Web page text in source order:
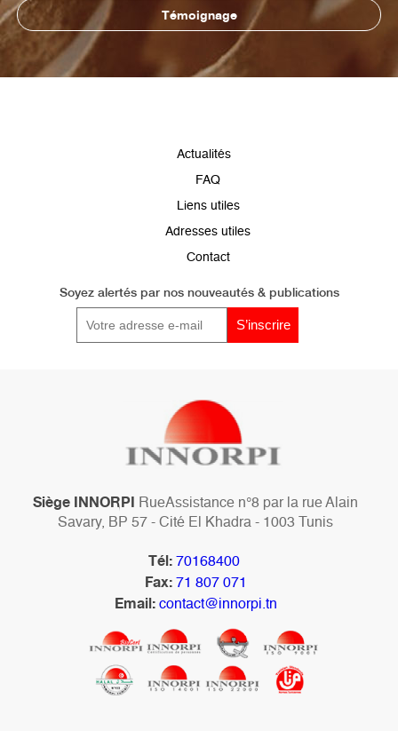
Témoignage
Actualités
FAQ
Liens utiles
Adresses utiles
Contact
Soyez alertés par nos nouveautés & publications
Siège INNORPI RueAssistance n°8 par la rue Alain
Savary, BP 57 - Cité El Khadra - 1003 Tunis
Tél: 70168400
Fax: 71 807 071
Email: contact@innorpi.tn